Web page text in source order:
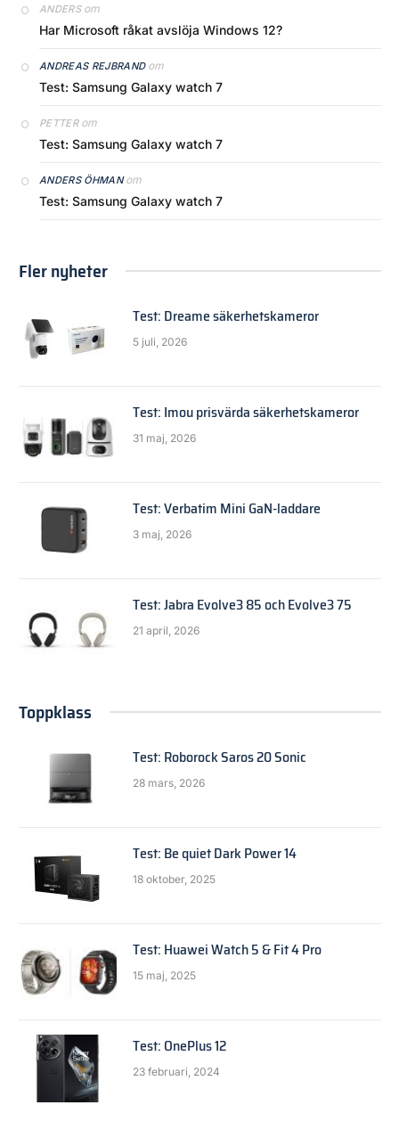
ANDERSom
Har Microsoft råkat avslöja Windows 12?
ANDREAS REJBRANDom
Test: Samsung Galaxy watch 7
PETTERom
Test: Samsung Galaxy watch 7
ANDERS ÖHMANom
Test: Samsung Galaxy watch 7
Fler nyheter
Test: Dreame säkerhetskameror
5 juli, 2026
Test: Imou prisvärda säkerhetskameror
31 maj, 2026
Test: Verbatim Mini GaN-laddare
3 maj, 2026
Test: Jabra Evolve3 85 och Evolve3 75
21 april, 2026
Toppklass
Test: Roborock Saros 20 Sonic
28 mars, 2026
Test: Be quiet Dark Power 14
18 oktober, 2025
Test: Huawei Watch 5 & Fit 4 Pro
15 maj, 2025
Test: OnePlus 12
23 februari, 2024